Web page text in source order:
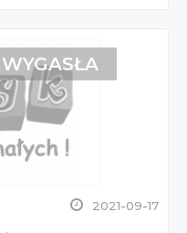
2021-09-17